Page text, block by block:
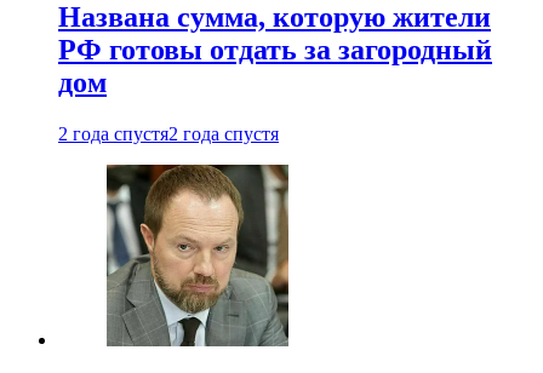
Названа сумма, которую жители
РФ готовы отдать за загородный
дом
2 года спустя2 года спустя